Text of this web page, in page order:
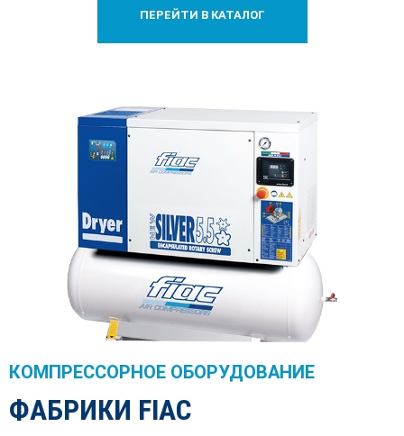
ПЕРЕЙТИ В КАТАЛОГ
КОМПРЕССОРНОЕ ОБОРУДОВАНИЕ
ФАБРИКИ FIAC